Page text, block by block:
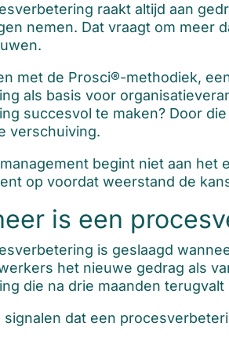
raakt altijd aan
nemen. Dat vraagt om meer
met de Prosci®-methodiek,
als basis voor
succesvol te maken? Door
verschuiving.
begint niet aan
op voordat weerstand de
is een
is geslaagd
het nieuwe gedrag als
die na drie maanden
signalen dat een